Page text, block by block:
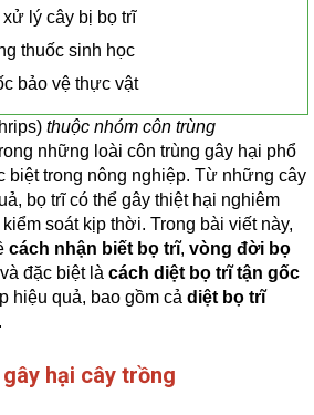
xử lý cây bị bọ trĩ
thuốc sinh học
bảo vệ thực vật
thuộc nhóm côn trùng
những loài côn trùng gây hại phổ
biệt trong nông nghiệp. Từ những cây
bọ trĩ có thể gây thiệt hại nghiêm
soát kịp thời. Trong bài viết này,
cách nhận biết bọ trĩ, vòng đời bọ
đặc biệt là cách diệt bọ trĩ tận gốc
hiệu quả, bao gồm cả diệt bọ trĩ
.
hại cây trồng